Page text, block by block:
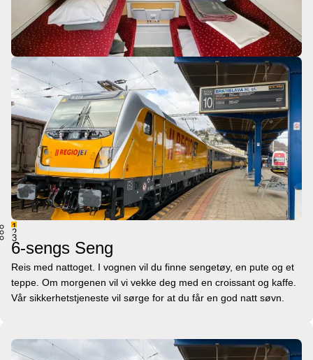
1
2
3
6-sengs Seng
Reis med nattoget. I vognen vil du finne sengetøy, en pute og et
teppe. Om morgenen vil vi vekke deg med en croissant og kaffe.
Vår sikkerhetstjeneste vil sørge for at du får en god natt søvn.